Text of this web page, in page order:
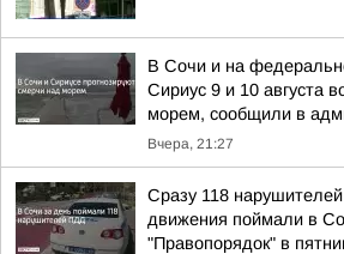
В Сочи и на
Сириус 9 и 10 августа
морем, сообщили в
Вчера, 21:27
Сразу 118
движения поймали в
"Правопорядок" в